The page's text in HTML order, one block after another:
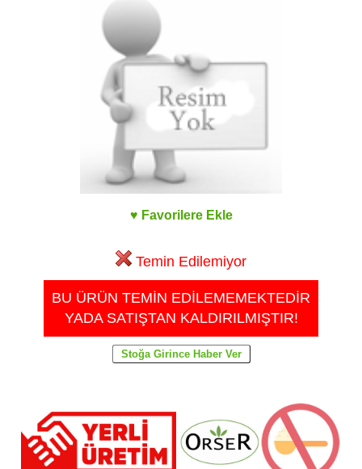
♥ Favorilere Ekle
Temin Edilemiyor
BU ÜRÜN TEMİN EDİLEMEMEKTEDİR
YADA SATIŞTAN KALDIRILMIŞTIR!